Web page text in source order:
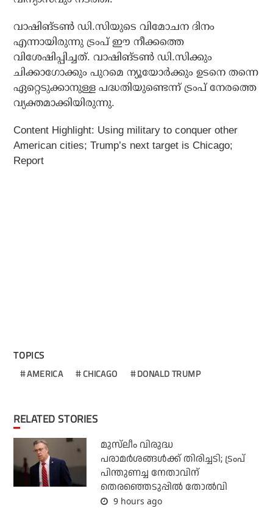
വാഷിങ്ടണ്‍ ഡി.സിയുടെ വിമോചന ദിനം
എന്നായിരുന്നു ട്രംപ് ഈ നീക്കത്തെ
വിശേഷിപ്പിച്ചത്. വാഷിങ്ടണ്‍ ഡി.സിക്കും
ചിക്കാഗോക്കും പുറമെ ന്യൂയോര്‍ക്കും ഉടനെ തന്നെ
ഏറ്റെടുക്കാനുള്ള പദ്ധതിയുണ്ടെന്ന് ട്രംപ് നേരത്തെ
വ്യക്തമാക്കിയിരുന്നു.
Content Highlight: Using military to conquer other
American cities; Trump’s next target is Chicago;
Report
TOPICS
AMERICA CHICAGO DONALD TRUMP
RELATED STORIES
മുസ്‌ലീം വിരുദ്ധ
പരാമര്‍ശങ്ങള്‍ക്ക് തിരിച്ചടി; ട്രംപ്
പിന്തുണച്ച നേതാവിന്
തെരഞ്ഞെടുപ്പില്‍ തോല്‍വി
9 hours ago